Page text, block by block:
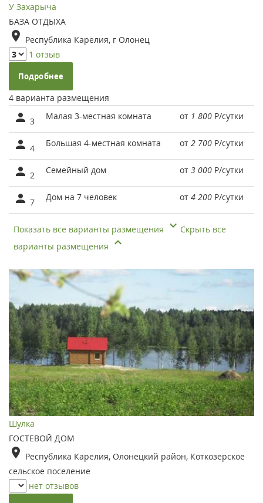
У Захарыча
БАЗА ОТДЫХА
Республика Карелия, г Олонец
1 отзыв
Подробнее
4 варианта размещения
3 Малая 3-местная комната от 1 800 Р/сутки
4 Большая 4-местная комната от 2 700 Р/сутки
2 Семейный дом от 3 000 Р/сутки
7 Дом на 7 человек от 4 200 Р/сутки
Показать все варианты размещения
Скрыть все
варианты размещения
Шулка
ГОСТЕВОЙ ДОМ
Республика Карелия, Олонецкий район, Коткозерское
сельское поселение
нет отзывов